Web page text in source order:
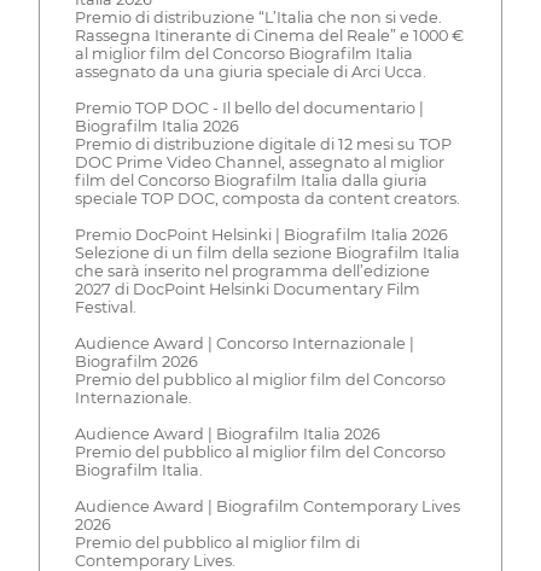
Premio di distribuzione “L’Italia che non si vede.
Rassegna Itinerante di Cinema del Reale” e 1000 €
al miglior film del Concorso Biografilm Italia
assegnato da una giuria speciale di Arci Ucca.
Premio TOP DOC - Il bello del documentario |
Biografilm Italia 2026
Premio di distribuzione digitale di 12 mesi su TOP
DOC Prime Video Channel, assegnato al miglior
film del Concorso Biografilm Italia dalla giuria
speciale TOP DOC, composta da content creators.
Premio DocPoint Helsinki | Biografilm Italia 2026
Selezione di un film della sezione Biografilm Italia
che sarà inserito nel programma dell’edizione
2027 di DocPoint Helsinki Documentary Film
Festival.
Audience Award | Concorso Internazionale |
Biografilm 2026
Premio del pubblico al miglior film del Concorso
Internazionale.
Audience Award | Biografilm Italia 2026
Premio del pubblico al miglior film del Concorso
Biografilm Italia.
Audience Award | Biografilm Contemporary Lives
2026
Premio del pubblico al miglior film di
Contemporary Lives.